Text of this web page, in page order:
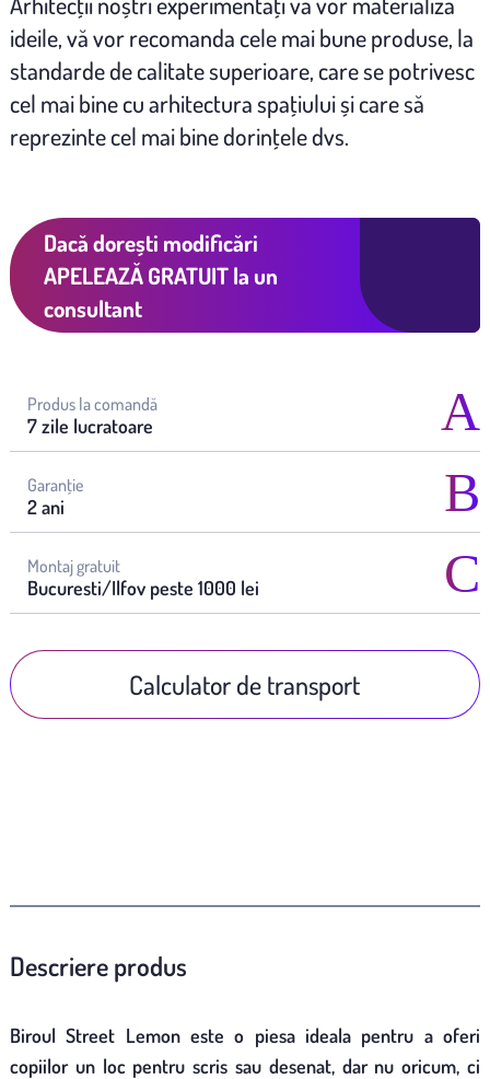
ideile, vă vor recomanda cele mai bune produse, la
standarde de calitate superioare, care se potrivesc
cel mai bine cu arhitectura spaţiului și care să
reprezinte cel mai bine dorinţele dvs.
Dacă dorești modificări
APELEAZĂ GRATUITla un
consultant
Produs la comandă
7 zile lucratoare
Garanţie
2 ani
Montaj gratuit
Bucuresti/Ilfov peste 1000 lei
Calculator de transport
Descriere produs
Biroul Street Lemon este o piesa ideala pentru a oferi
copiilor un loc pentru scris sau desenat, dar nu oricum, ci